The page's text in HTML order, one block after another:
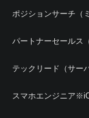
ポジションサーチ（
パートナーセールス
テックリード（サー
スマホエンジニア